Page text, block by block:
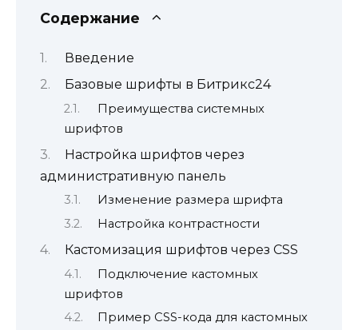
Содержание
Введение
Базовые шрифты в Битрикс24
Преимущества системных
шрифтов
Настройка шрифтов через
административную панель
Изменение размера шрифта
Настройка контрастности
Кастомизация шрифтов через CSS
Подключение кастомных
шрифтов
Пример CSS-кода для кастомных